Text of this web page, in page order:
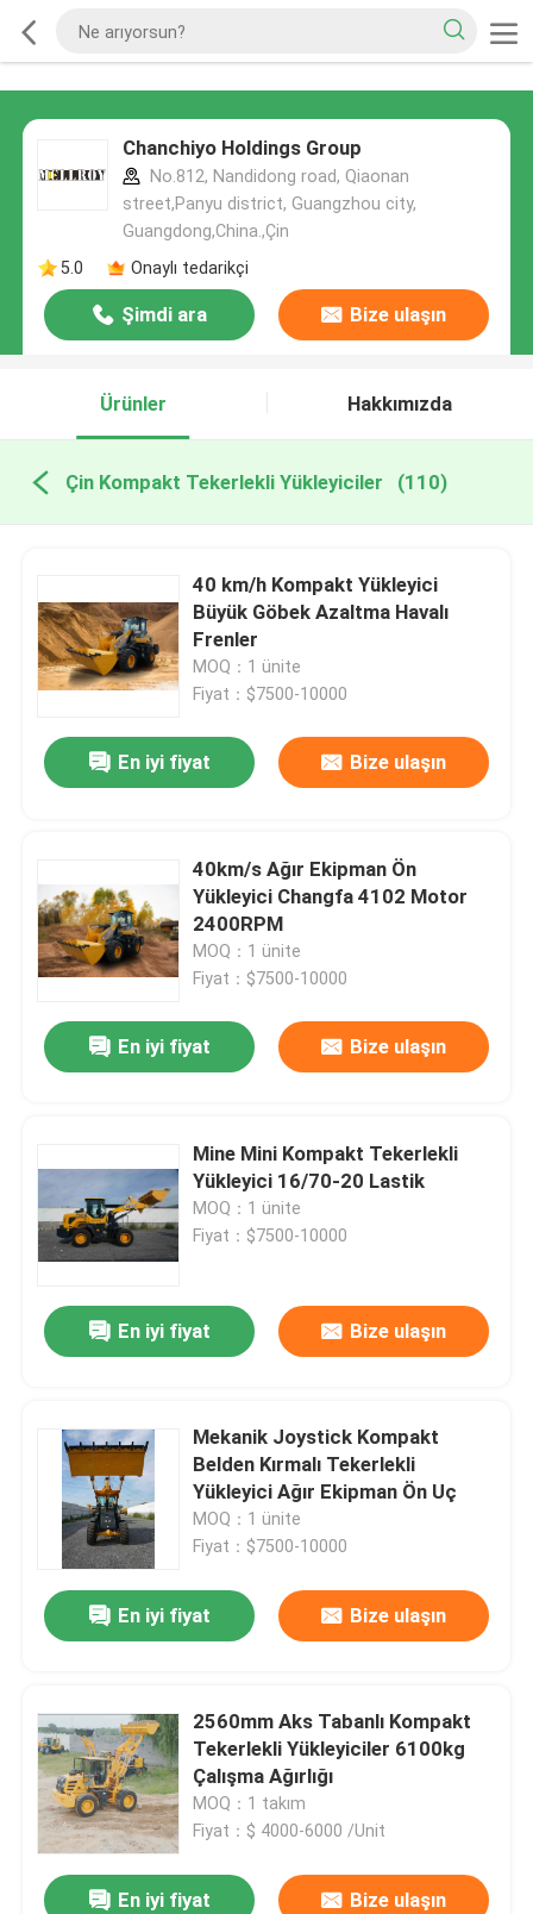
Chanchiyo Holdings Group
No.812, Nandidong road, Qiaonan
street,Panyu district, Guangzhou city,
Guangdong,China.,Çin
5.0
Onaylı tedarikçi
Şimdi ara Bize ulaşın
Ürünler Hakkımızda
Çin Kompakt Tekerlekli Yükleyiciler (110)
40 km/h Kompakt Yükleyici
Büyük Göbek Azaltma Havalı
Frenler
MOQ：1 ünite
Fiyat：$7500-10000
En iyi fiyat Bize ulaşın
40km/s Ağır Ekipman Ön
Yükleyici Changfa 4102 Motor
2400RPM
MOQ：1 ünite
Fiyat：$7500-10000
En iyi fiyat Bize ulaşın
Mine Mini Kompakt Tekerlekli
Yükleyici 16/70-20 Lastik
MOQ：1 ünite
Fiyat：$7500-10000
En iyi fiyat Bize ulaşın
Mekanik Joystick Kompakt
Belden Kırmalı Tekerlekli
Yükleyici Ağır Ekipman Ön Uç
MOQ：1 ünite
Fiyat：$7500-10000
En iyi fiyat Bize ulaşın
2560mm Aks Tabanlı Kompakt
Tekerlekli Yükleyiciler 6100kg
Çalışma Ağırlığı
MOQ：1 takım
Fiyat：$ 4000-6000 /Unit
En iyi fiyat Bize ulaşın